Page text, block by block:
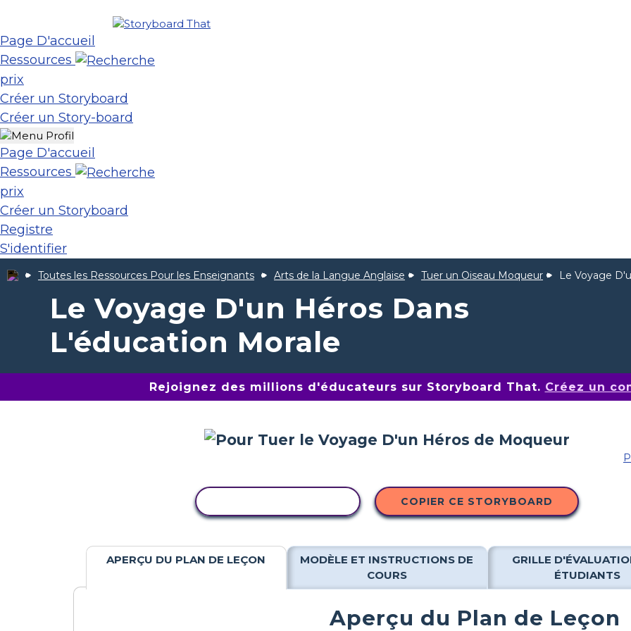
Page D'accueil
Ressources
prix
Créer un Storyboard
Créer un Story-board
Page D'accueil
Ressources
prix
Créer un Storyboard
Registre
S'identifier
Toutes les Ressources Pour les Enseignants Arts de la Langue Anglaise Tuer un Oiseau Moqueur Le Voyage
Le Voyage D'un Héros Dans
L'éducation Morale
Rejoignez des millions d'éducateurs sur Storyboard That. Créez un
COPIER CE STORYBOARD
APERÇU DU PLAN DE LEÇON
MODÈLE ET INSTRUCTIONS DE
COURS
GRILLE
ÉTUDIANTS
Aperçu du Plan de Leçon